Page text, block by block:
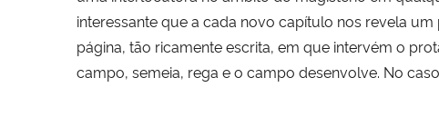
interessante que a cada novo capítulo nos revela
página, tão ricamente escrita, em que intervém o
campo, semeia, rega e o campo desenvolve. No caso